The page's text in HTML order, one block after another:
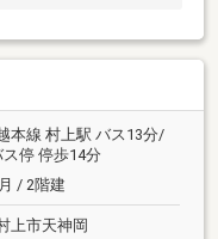
本線 村上駅 バス13分/
ス停 停歩14分
/ 2階建
上市天神岡